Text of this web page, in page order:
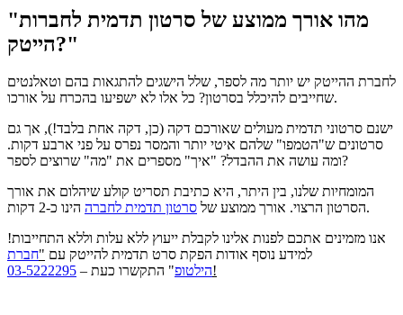
"מהו אורך ממוצע של סרטון תדמית לחברות
הייטק?"
לחברת ההייטק יש יותר מה לספר, שלל הישגים להתגאות בהם וטאלנטים
שחייבים להיכלל בסרטון? כל אלו לא ישפיעו בהכרח על אורכו.
ישנם סרטוני תדמית מעולים שאורכם דקה (כן, דקה אחת בלבד!), אך גם
סרטונים ש"הטמפו" שלהם איטי יותר והמסר נפרס על פני ארבע דקות.
ומה עושה את ההבדל? "איך" מספרים את "מה" שרוצים לספר?
המומחיות שלנו, בין היתר, היא כתיבת תסריט קולע שיהלום את אורך
הסרטון הרצוי. אורך ממוצע של סרטון תדמית לחברה
הינו כ-2 דקות.
אנו מזמינים אתכם לפנות אלינו לקבלת ייעוץ ללא עלות וללא התחייבות!
למידע נוסף אודות הפקת סרט תדמית להייטק עם "חברת
הילטופ" התקשרו כעת – 03-5222295 !